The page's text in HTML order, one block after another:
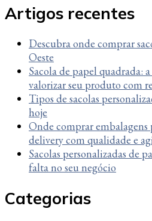
Artigos recentes
Descubra onde comprar
Oeste
Sacola de papel quadrada:
valorizar seu produto com
Tipos de sacolas
hoje
Onde comprar embalagens
delivery com qualidade e
Sacolas personalizadas de
falta no seu negócio
Categorias